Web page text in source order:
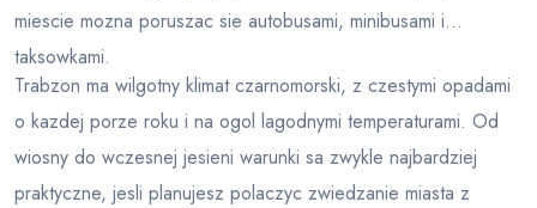
miescie mozna poruszac sie autobusami, minibusami i
taksowkami.
Trabzon ma wilgotny klimat czarnomorski, z czestymi opadami
o kazdej porze roku i na ogol lagodnymi temperaturami. Od
wiosny do wczesnej jesieni warunki sa zwykle najbardziej
praktyczne, jesli planujesz polaczyc zwiedzanie miasta z